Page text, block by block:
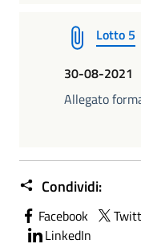
Lotto 5
30-08-2021
Allegato
Condividi:
Facebook
LinkedIn